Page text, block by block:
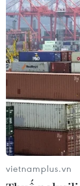
Bộ Tài chính:
Chương trình
thành một
07/08/2026 13:06
Naver và
“Nhà máy
từ năm 2027
07/08/2026 13:01
vietnamplus.vn